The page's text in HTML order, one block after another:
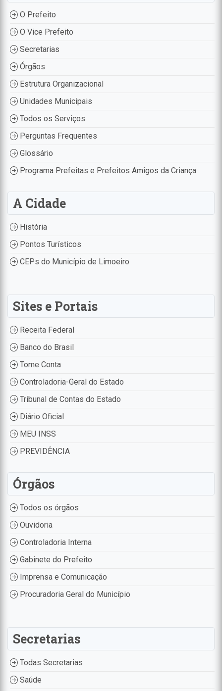
O Prefeito
O Vice Prefeito
Secretarias
Órgãos
Estrutura Organizacional
Unidades Municipais
Todos os Serviços
Perguntas Frequentes
Glossário
Programa Prefeitas e Prefeitos Amigos da Criança
A Cidade
História
Pontos Turísticos
CEPs do Município de Limoeiro
Sites e Portais
Receita Federal
Banco do Brasil
Tome Conta
Controladoria-Geral do Estado
Tribunal de Contas do Estado
Diário Oficial
MEU INSS
PREVIDÊNCIA
Órgãos
Todos os órgãos
Ouvidoria
Controladoria Interna
Gabinete do Prefeito
Imprensa e Comunicação
Procuradoria Geral do Município
Secretarias
Todas Secretarias
Saúde